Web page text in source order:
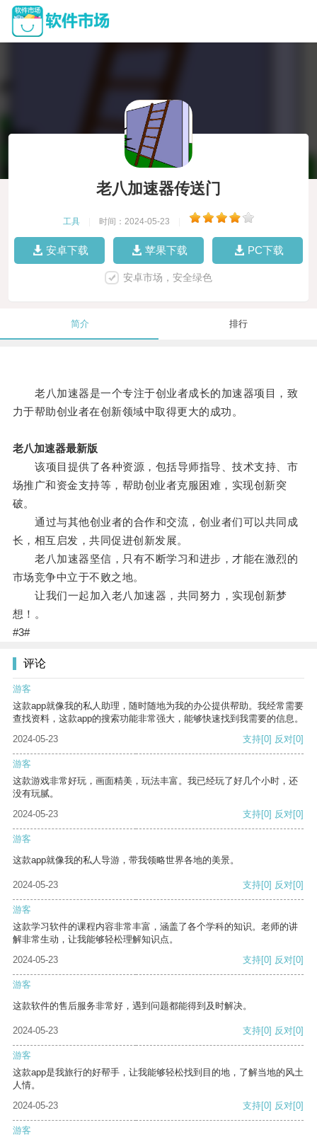
老八加速器传送门
工具 时间：2024-05-23
安卓下载 苹果下载 PC下载
安卓市场，安全绿色
简介 排行
老八加速器是一个专注于创业者成长的加速器项目，致
力于帮助创业者在创新领域中取得更大的成功。
老八加速器最新版
该项目提供了各种资源，包括导师指导、技术支持、市
场推广和资金支持等，帮助创业者克服困难，实现创新突
破。
通过与其他创业者的合作和交流，创业者们可以共同成
长，相互启发，共同促进创新发展。
老八加速器坚信，只有不断学习和进步，才能在激烈的
市场竞争中立于不败之地。
让我们一起加入老八加速器，共同努力，实现创新梦
想！。
#3#
评论
游客
这款app就像我的私人助理，随时随地为我的办公提供帮助。我经常需要
查找资料，这款app的搜索功能非常强大，能够快速找到我需要的信息。
2024-05-23
支持[0] 反对[0]
游客
这款游戏非常好玩，画面精美，玩法丰富。我已经玩了好几个小时，还
没有玩腻。
2024-05-23
支持[0] 反对[0]
游客
这款app就像我的私人导游，带我领略世界各地的美景。
2024-05-23 支持[0] 反对[0]
游客
这款学习软件的课程内容非常丰富，涵盖了各个学科的知识。老师的讲
解非常生动，让我能够轻松理解知识点。
2024-05-23
支持[0] 反对[0]
游客
这款软件的售后服务非常好，遇到问题都能得到及时解决。
2024-05-23 支持[0] 反对[0]
游客
这款app是我旅行的好帮手，让我能够轻松找到目的地，了解当地的风土
人情。
2024-05-23
支持[0] 反对[0]
游客